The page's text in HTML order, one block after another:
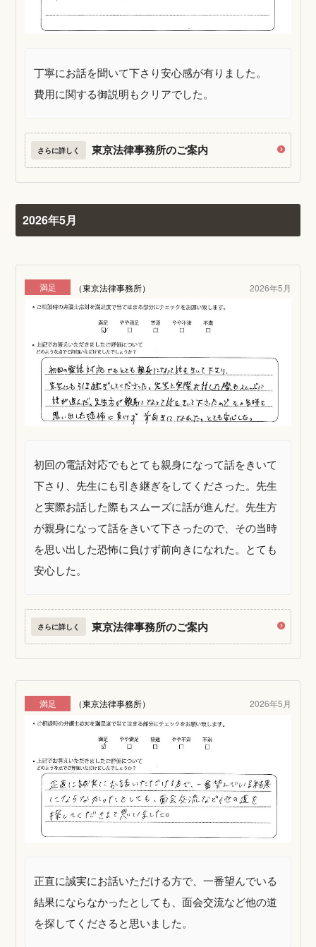
丁寧にお話を聞いて下さり安心感が有りました。
費用に関する御説明もクリアでした。
さらに詳しく 東京法律事務所のご案内
2026年5月
満足 （東京法律事務所） 2026年5月
初回の電話対応でもとても親身になって話をきいて
下さり、先生にも引き継ぎをしてくださった。先生
と実際お話した際もスムーズに話が進んだ。先生方
が親身になって話をきいて下さったので、その当時
を思い出した恐怖に負けず前向きになれた。とても
安心した。
さらに詳しく 東京法律事務所のご案内
満足 （東京法律事務所） 2026年5月
正直に誠実にお話いただける方で、一番望んでいる
結果にならなかったとしても、面会交流など他の道
を探してくださると思いました。